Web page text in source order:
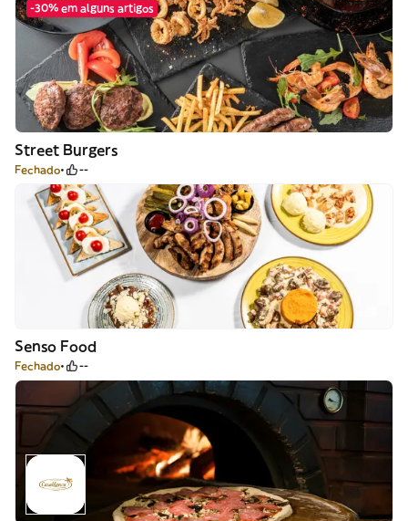
-30% em alguns artigos
Street Burgers
Fechado --
Senso Food
Fechado --